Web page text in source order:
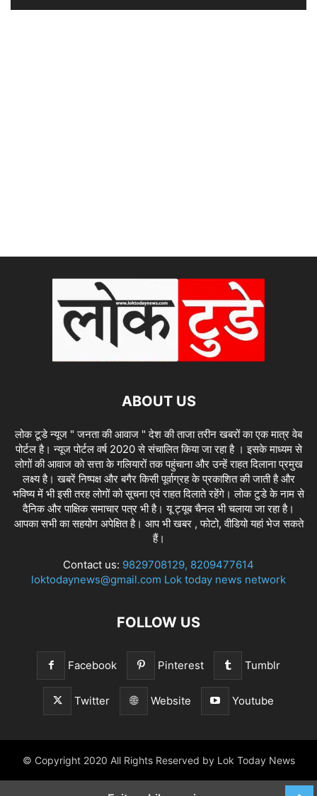
ABOUT US
लोक टूडे न्यूज " जनता की आवाज " देश की ताजा तरीन खबरों का एक मात्र वेब
पोर्टल है। न्यूज पोर्टल वर्ष 2020 से संचालित किया जा रहा है । इसके माध्यम से
लोगों की आवाज को सत्ता के गलियारों तक पहुंचाना और उन्हें राहत दिलाना प्रमुख
लक्ष्य है। खबरें निष्पक्ष और बगैर किसी पूर्वाग्रह के प्रकाशित की जाती है और
भविष्य में भी इसी तरह लोगों को सूचना एवं राहत दिलाते रहेंगे। लोक टुडे के नाम से
दैनिक और पाक्षिक समाचार पत्र भी है। यू ट्यूब चैनल भी चलाया जा रहा है।
आपका सभी का सहयोग अपेक्षित है। आप भी खबर , फोटो, वीडियो यहां भेज सकते
हैं।
Contact us: 9829708129, 8209477614
loktodaynews@gmail.com Lok today news network
FOLLOW US
Facebook Pinterest Tumblr
Twitter Website Youtube
© Copyright 2020 All Rights Reserved by Lok Today News